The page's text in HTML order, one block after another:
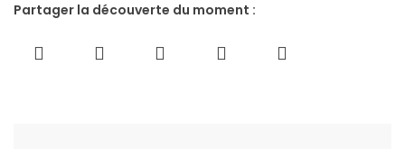
Partager la découverte du moment :